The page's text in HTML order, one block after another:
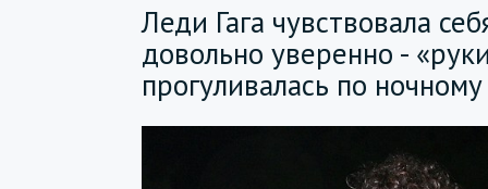
Леди Гага чувствовала
довольно уверенно -
прогуливалась по